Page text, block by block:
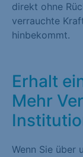
direkt ohne
verrauchte
hinbekommt.
Erhalt
Mehr
Wenn Sie über